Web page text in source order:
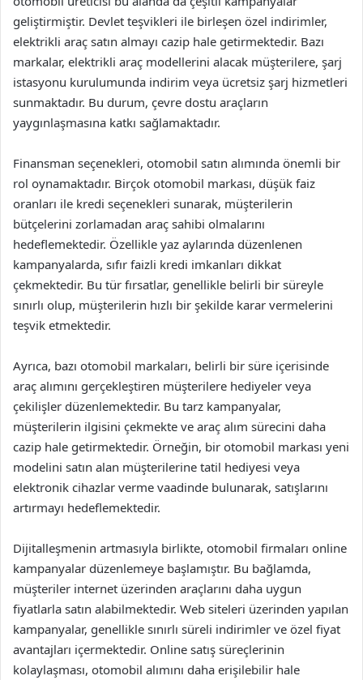
geliştirmiştir. Devlet teşvikleri ile birleşen özel indirimler,
elektrikli araç satın almayı cazip hale getirmektedir. Bazı
markalar, elektrikli araç modellerini alacak müşterilere, şarj
istasyonu kurulumunda indirim veya ücretsiz şarj hizmetleri
sunmaktadır. Bu durum, çevre dostu araçların
yaygınlaşmasına katkı sağlamaktadır.
Finansman seçenekleri, otomobil satın alımında önemli bir
rol oynamaktadır. Birçok otomobil markası, düşük faiz
oranları ile kredi seçenekleri sunarak, müşterilerin
bütçelerini zorlamadan araç sahibi olmalarını
hedeflemektedir. Özellikle yaz aylarında düzenlenen
kampanyalarda, sıfır faizli kredi imkanları dikkat
çekmektedir. Bu tür fırsatlar, genellikle belirli bir süreyle
sınırlı olup, müşterilerin hızlı bir şekilde karar vermelerini
teşvik etmektedir.
Ayrıca, bazı otomobil markaları, belirli bir süre içerisinde
araç alımını gerçekleştiren müşterilere hediyeler veya
çekilişler düzenlemektedir. Bu tarz kampanyalar,
müşterilerin ilgisini çekmekte ve araç alım sürecini daha
cazip hale getirmektedir. Örneğin, bir otomobil markası yeni
modelini satın alan müşterilerine tatil hediyesi veya
elektronik cihazlar verme vaadinde bulunarak, satışlarını
artırmayı hedeflemektedir.
Dijitalleşmenin artmasıyla birlikte, otomobil firmaları online
kampanyalar düzenlemeye başlamıştır. Bu bağlamda,
müşteriler internet üzerinden araçlarını daha uygun
fiyatlarla satın alabilmektedir. Web siteleri üzerinden yapılan
kampanyalar, genellikle sınırlı süreli indirimler ve özel fiyat
avantajları içermektedir. Online satış süreçlerinin
kolaylaşması, otomobil alımını daha erişilebilir hale